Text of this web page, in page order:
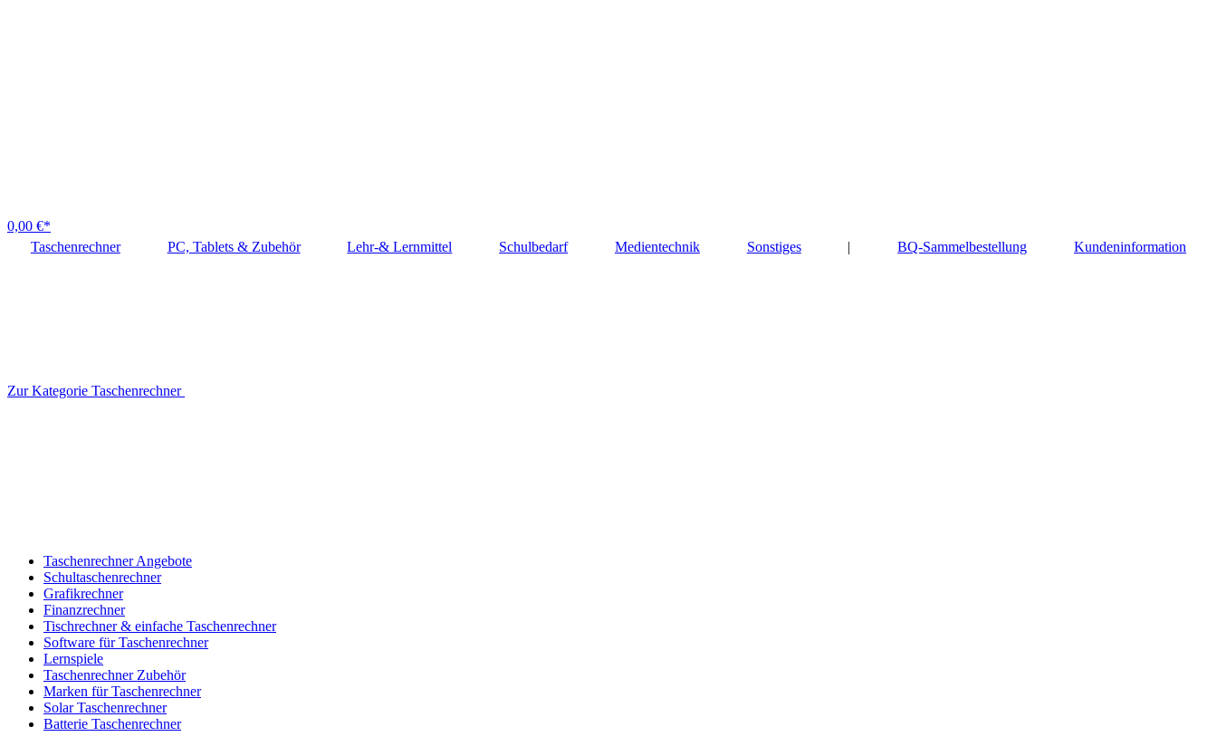
0,00 €*
Taschenrechner
PC, Tablets & Zubehör Lehr-& Lernmittel Schulbedarf Medientechnik Sonstiges | BQ-Sammelbestellung Kundeninformation
Zur Kategorie Taschenrechner
Taschenrechner Angebote
Schultaschenrechner
Grafikrechner
Finanzrechner
Tischrechner & einfache Taschenrechner
Software für Taschenrechner
Lernspiele
Taschenrechner Zubehör
Marken für Taschenrechner
Solar Taschenrechner
Batterie Taschenrechner